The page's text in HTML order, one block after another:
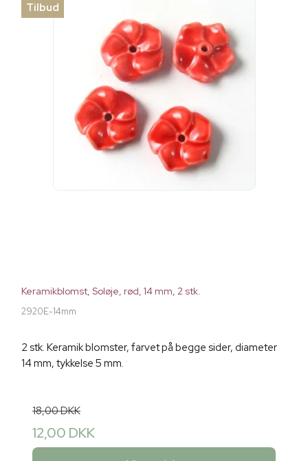
Tilbud
Keramikblomst, Soløje, rød, 14 mm, 2 stk.
2920E-14mm
2 stk. Keramik blomster, farvet på begge sider, diameter
14 mm, tykkelse 5 mm.
18,00 DKK
12,00 DKK